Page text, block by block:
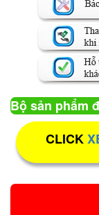
Bộ sản phẩm
CLICK